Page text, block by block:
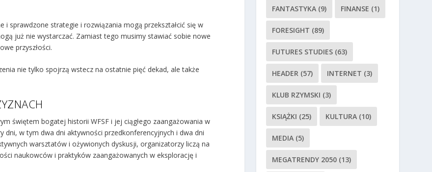
sprawdzone strategie i rozwiązania mogą przekształcić się w
już nie wystarczać. Zamiast tego musimy stawiać sobie nowe
przyszłości.
nie tylko spojrzą wstecz na ostatnie pięć dekad, ale także
świętem bogatej historii WFSF i jej ciągłego zaangażowania w
dni, w tym dwa dni aktywności przedkonferencyjnych i dwa dni
warsztatów i ożywionych dyskusji, organizatorzy liczą na
naukowców i praktyków zaangażowanych w eksplorację i
FANTASTYKA (9) FINANSE (1)
FORESIGHT (89)
FUTURES STUDIES (63)
HEADER (57) INTERNET (3)
KLUB RZYMSKI (3)
KSIĄŻKI (25) KULTURA (10)
MEDIA (5)
MEGATRENDY 2050 (13)